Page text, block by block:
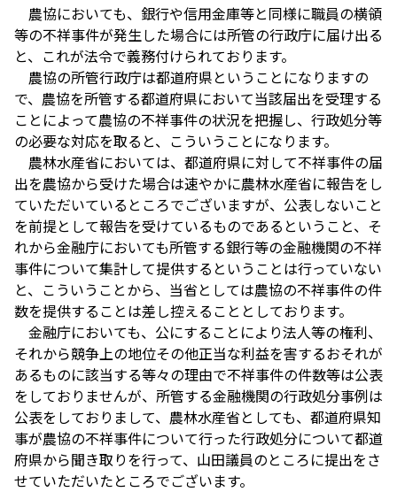
農協においても、銀行や信用金庫等と同様に職員の横領
等の不祥事件が発生した場合には所管の行政庁に届け出る
と、これが法令で義務付けられております。
農協の所管行政庁は都道府県ということになりますの
で、農協を所管する都道府県において当該届出を受理する
ことによって農協の不祥事件の状況を把握し、行政処分等
の必要な対応を取ると、こういうことになります。
農林水産省においては、都道府県に対して不祥事件の届
出を農協から受けた場合は速やかに農林水産省に報告をし
ていただいているところでございますが、公表しないこと
を前提として報告を受けているものであるということ、そ
れから金融庁においても所管する銀行等の金融機関の不祥
事件について集計して提供するということは行っていない
と、こういうことから、当省としては農協の不祥事件の件
数を提供することは差し控えることとしております。
金融庁においても、公にすることにより法人等の権利、
それから競争上の地位その他正当な利益を害するおそれが
あるものに該当する等々の理由で不祥事件の件数等は公表
をしておりませんが、所管する金融機関の行政処分事例は
公表をしておりまして、農林水産省としても、都道府県知
事が農協の不祥事件について行った行政処分について都道
府県から聞き取りを行って、山田議員のところに提出をさ
せていただいたところでございます。